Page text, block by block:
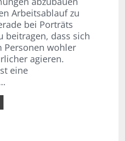
Arbeitsablauf zu
bei Porträts
beitragen, dass sich
Personen wohler
agieren.
eine